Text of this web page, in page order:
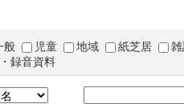
般 児童 地域 紙芝居
録音資料